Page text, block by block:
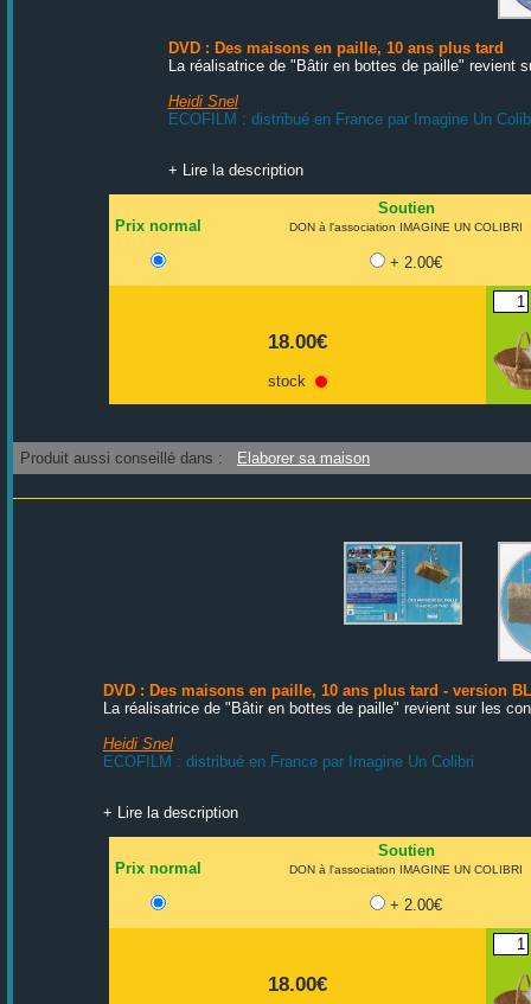
DVD : Des maisons en paille, 10 ans plus tard
La réalisatrice de "Bâtir en bottes de paille" revient
Heidi Snel
ECOFILM : distribué en France par Imagine Un
+ Lire la description
18.00€
stock
Prix normal
Soutien
DON à l'association IMAGINE UN COLIBRI
+ 2.00€
Produit aussi conseillé dans : Elaborer sa maison
DVD : Des maisons en paille, 10 ans plus tard - version
La réalisatrice de "Bâtir en bottes de paille" revient sur les
Heidi Snel
ECOFILM : distribué en France par Imagine Un Colibri
+ Lire la description
18.00€
Prix normal
Soutien
DON à l'association IMAGINE UN COLIBRI
+ 2.00€